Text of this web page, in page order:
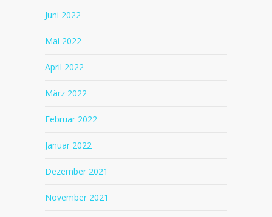
Juni 2022
Mai 2022
April 2022
März 2022
Februar 2022
Januar 2022
Dezember 2021
November 2021